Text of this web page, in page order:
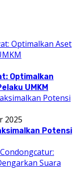
Optimalkan
UMKM
2025
Potensi